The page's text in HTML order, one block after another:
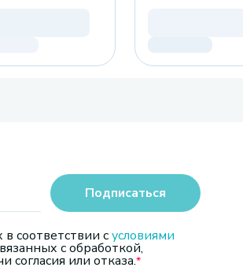
в соответствии сусловиями
с обработкой,
согласия или отказа.
Подписаться